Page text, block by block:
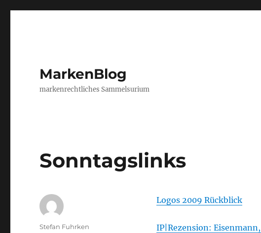
MarkenBlog
markenrechtliches Sammelsurium
Sonntagslinks
Logos 2009 Rückblick
IP|Rezension:
Author
Stefan Fuhrken